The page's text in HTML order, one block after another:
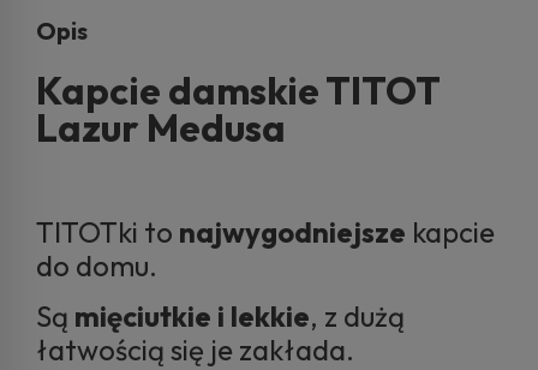
Opis
Kapcie damskie TITOT
Lazur Medusa
TITOTki to najwygodniejsze kapcie
do domu.
Są mięciutkie i lekkie, z dużą
łatwością się je zakłada.